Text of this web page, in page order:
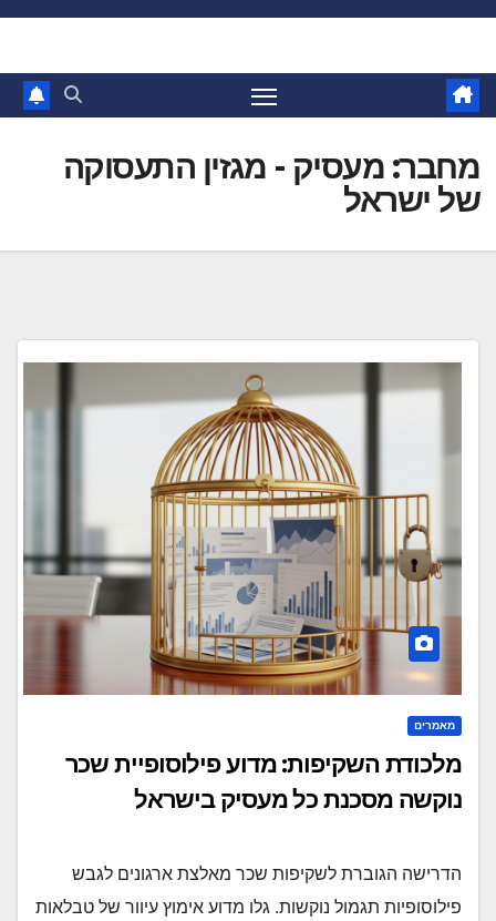
Skip
content
מחבר: מעסיק - מגזין התעסוקה
של ישראל
מאמרים
מלכודת השקיפות: מדוע פילוסופיית שכר
נוקשה מסכנת כל מעסיק בישראל
הדרישה הגוברת לשקיפות שכר מאלצת ארגונים לגבש
פילוסופיות תגמול נוקשות. גלו מדוע אימוץ עיוור של טבלאות